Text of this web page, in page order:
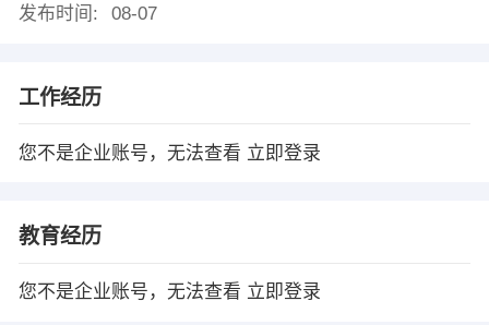
发布时间:
08-07
工作经历
您不是企业账号，无法查看 立即登录
教育经历
您不是企业账号，无法查看 立即登录